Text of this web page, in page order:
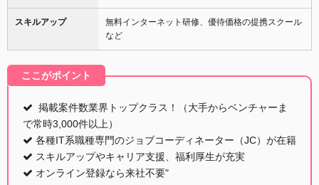
スキルアップ
無料インターネット研修、優待価格の提携スクール
など
ここがポイント
掲載案件数業界トップクラス！（大手からベンチャーま
で常時3,000件以上）
各種IT系職種専門のジョブコーディネーター（JC）が在籍
スキルアップやキャリア支援、福利厚生が充実
オンライン登録なら来社不要"